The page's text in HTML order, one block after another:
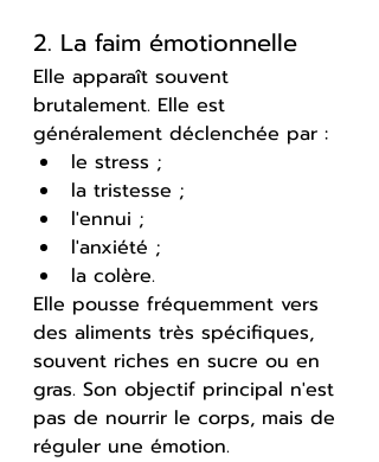
2. La faim émotionnelle
Elle apparaît souvent
brutalement. Elle est
généralement déclenchée par :
le stress ;
la tristesse ;
l'ennui ;
l'anxiété ;
la colère.
Elle pousse fréquemment vers
des aliments très spécifiques,
souvent riches en sucre ou en
gras. Son objectif principal n'est
pas de nourrir le corps, mais de
réguler une émotion.